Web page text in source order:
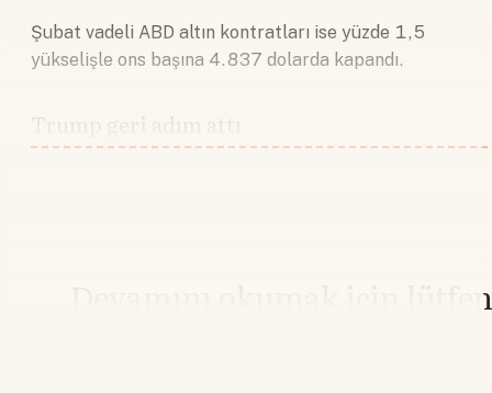
Şubat vadeli ABD altın kontratları ise yüzde 1,5
yükselişle ons başına 4.837 dolarda kapandı.
Trump geri adım attı
Devamını okumak için lütfen